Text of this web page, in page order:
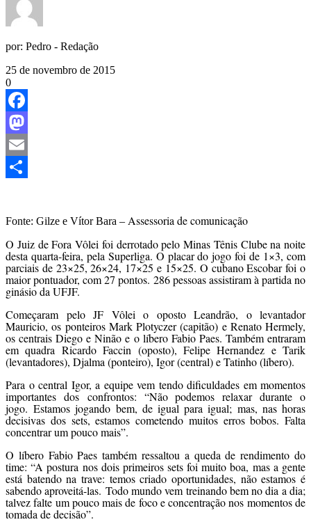
por: Pedro - Redação
25 de novembro de 2015
0
Facebook
Mastodon
Email
Fonte: Gilze e Vítor Bara – Assessoria de comunicação
O Juiz de Fora Vôlei foi derrotado pelo Minas Tênis Clube na noite
desta quarta-feira, pela Superliga. O placar do jogo foi de 1×3, com
parciais de 23×25, 26×24, 17×25 e 15×25. O cubano Escobar foi o
maior pontuador, com 27 pontos. 286 pessoas assistiram à partida no
ginásio da UFJF.
Começaram pelo JF Vôlei o oposto Leandrão, o levantador
Mauricio, os ponteiros Mark Plotyczer (capitão) e Renato Hermely,
os centrais Diego e Ninão e o líbero Fabio Paes. Também entraram
em quadra Ricardo Faccin (oposto), Felipe Hernandez e Tarik
(levantadores), Djalma (ponteiro), Igor (central) e Tatinho (líbero).
Para o central Igor, a equipe vem tendo dificuldades em momentos
importantes dos confrontos: “Não podemos relaxar durante o
jogo. Estamos jogando bem, de igual para igual; mas, nas horas
decisivas dos sets, estamos cometendo muitos erros bobos. Falta
concentrar um pouco mais”.
O líbero Fabio Paes também ressaltou a queda de rendimento do
time: “A postura nos dois primeiros sets foi muito boa, mas a gente
está batendo na trave: temos criado oportunidades, não estamos é
sabendo aproveitá-las. Todo mundo vem treinando bem no dia a dia;
talvez falte um pouco mais de foco e concentração nos momentos de
tomada de decisão”.